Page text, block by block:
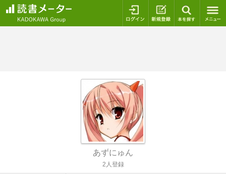
ログイン 新規登録
あずにゅん
2人登録